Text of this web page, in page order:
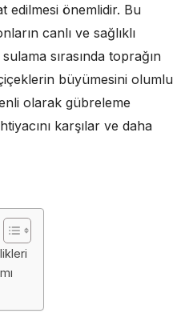
edilmesi önemlidir. Bu
canlı ve sağlıklı
sırasında toprağın
büyümesini olumlu
olarak gübreleme
karşılar ve daha